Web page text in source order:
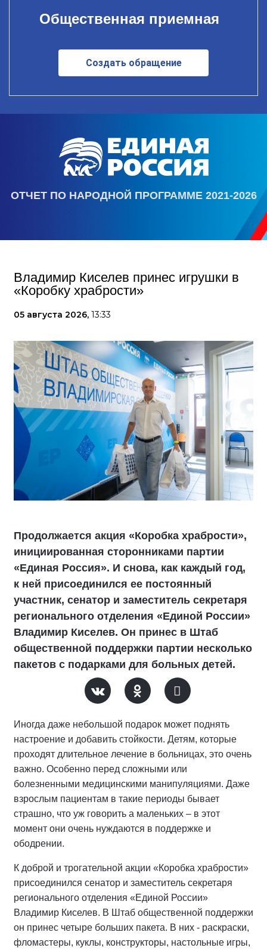
Общественная приемная
Создать обращение
ОТЧЕТ ПО НАРОДНОЙ ПРОГРАММЕ 2021-2026
Владимир Киселев принес игрушки в
«Коробку храбрости»
05 августа 2026, 13:33
Продолжается акция «Коробка храбрости»,
инициированная сторонниками партии
«Единая Россия». И снова, как каждый год,
к ней присоединился ее постоянный
участник, сенатор и заместитель секретаря
регионального отделения «Единой России»
Владимир Киселев. Он принес в Штаб
общественной поддержки партии несколько
пакетов с подарками для больных детей.
Иногда даже небольшой подарок может поднять
настроение и добавить стойкости. Детям, которые
проходят длительное лечение в больницах, это очень
важно. Особенно перед сложными или
болезненными медицинскими манипуляциями. Даже
взрослым пациентам в такие периоды бывает
страшно, что уж говорить а маленьких – в этот
момент они очень нуждаются в поддержке и
ободрении.
К доброй и трогательной акции «Коробка храбрости»
присоединился сенатор и заместитель секретаря
регионального отделения «Единой России»
Владимир Киселев. В Штаб общественной поддержки
он принес четыре больших пакета. В них - раскраски,
фломастеры, куклы, конструкторы, настольные игры,